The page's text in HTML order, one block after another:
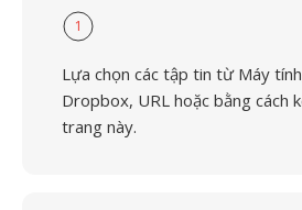
1
Lựa chọn các tập tin từ Máy
Dropbox, URL hoặc bằng cách
trang này.